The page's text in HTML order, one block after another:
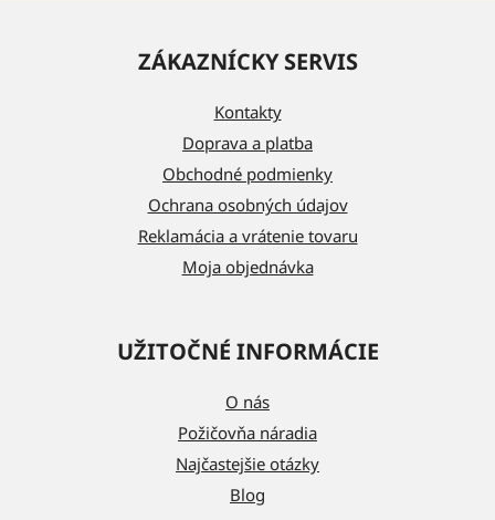
ZÁKAZNÍCKY SERVIS
Kontakty
Doprava a platba
Obchodné podmienky
Ochrana osobných údajov
Reklamácia a vrátenie tovaru
Moja objednávka
UŽITOČNÉ INFORMÁCIE
O nás
Požičovňa náradia
Najčastejšie otázky
Blog